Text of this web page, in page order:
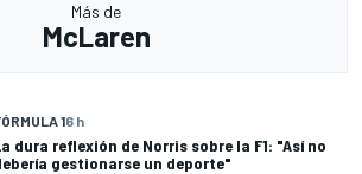
Más de
McLaren
16 h
dura reflexión de Norris sobre la F1: "Así no
gestionarse un deporte"